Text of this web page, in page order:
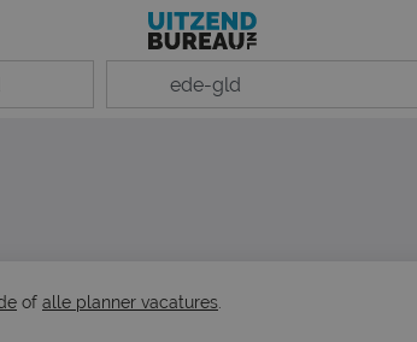
of alle planner vacatures